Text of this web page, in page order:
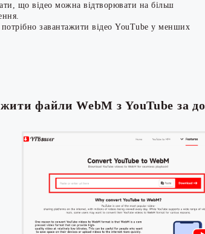
що відео можна відтворювати на більш
завантажити відео YouTube у менших
файли WebM з YouTube за